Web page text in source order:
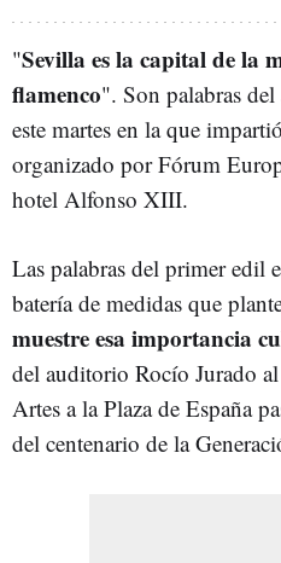
"Sevilla es la capital de la
flamenco". Son palabras
este martes en la que
organizado por Fórum
hotel Alfonso XIII.
Las palabras del primer edil
batería de medidas que
muestre esa importancia
del auditorio Rocío Jurado
Artes a la Plaza de España
del centenario de la